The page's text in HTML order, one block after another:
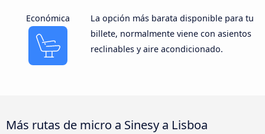
Económica
La opción más barata disponible para tu
billete, normalmente viene con asientos
reclinables y aire acondicionado.
Más rutas de micro a Sinesy a Lisboa